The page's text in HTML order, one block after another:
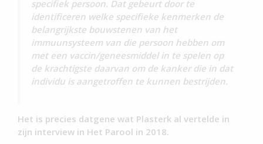
specifiek persoon. Dat gebeurt door te
identificeren welke specifieke kenmerken de
belangrijkste bouwstenen van het
immuunsysteem van die persoon hebben om
met een vaccin/geneesmiddel in te spelen op
de krachtigste daarvan om de kanker die in dat
individu is aangetroffen te kunnen bestrijden.
Het is precies datgene wat Plasterk al vertelde in
zijn interview in Het Parool in 2018.